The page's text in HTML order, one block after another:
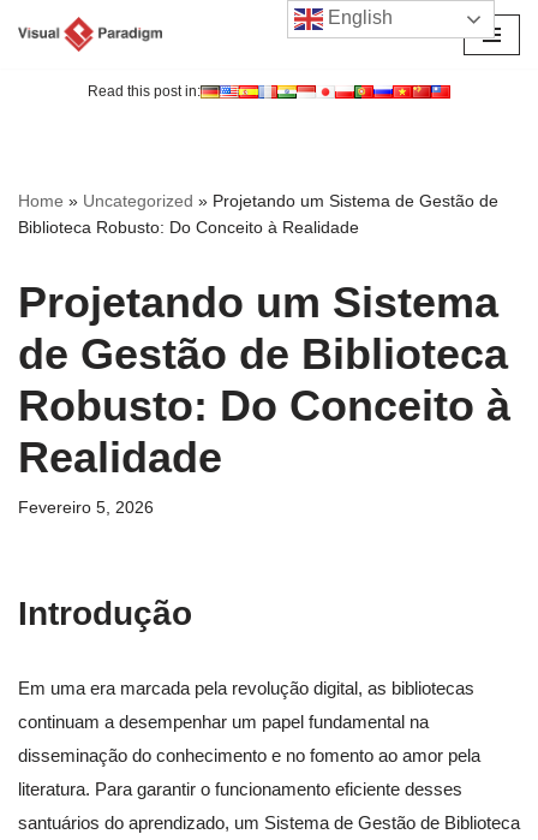
Read this post in:
Home » Uncategorized » Projetando um Sistema de Gestão de
Biblioteca Robusto: Do Conceito à Realidade
Projetando um Sistema
de Gestão de Biblioteca
Robusto: Do Conceito à
Realidade
Fevereiro 5, 2026
Introdução
Em uma era marcada pela revolução digital, as bibliotecas
continuam a desempenhar um papel fundamental na
disseminação do conhecimento e no fomento ao amor pela
literatura. Para garantir o funcionamento eficiente desses
santuários do aprendizado, um Sistema de Gestão de Biblioteca
English